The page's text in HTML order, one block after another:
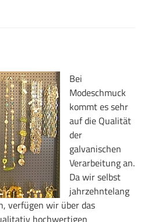
Bei
Modeschmuck
kommt es sehr
auf die Qualität
der
galvanischen
Verarbeitung an.
Da wir selbst
jahrzehntelang
verfügen wir über das
hochwertigen